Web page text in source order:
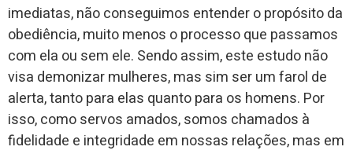
imediatas, não conseguimos entender o propósito da
obediência, muito menos o processo que passamos
com ela ou sem ele. Sendo assim, este estudo não
visa demonizar mulheres, mas sim ser um farol de
alerta, tanto para elas quanto para os homens. Por
isso, como servos amados, somos chamados à
fidelidade e integridade em nossas relações, mas em